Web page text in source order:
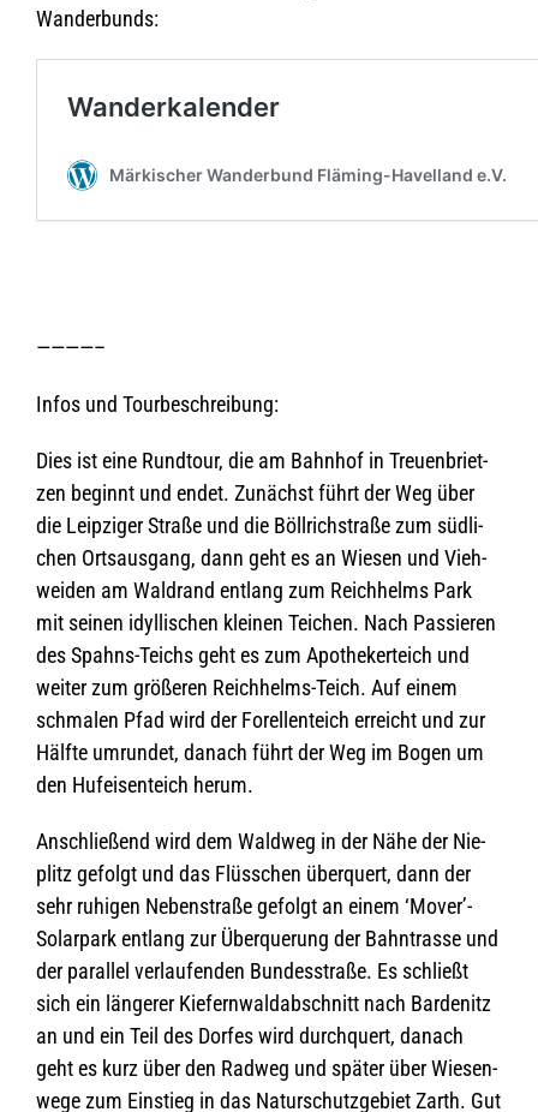
Wanderbunds:
————–
Infos und Tourbeschreibung:
Dies ist eine Rund­tour, die am Bahn­hof in Treu­en­briet­
zen beginnt und endet. Zunächst führt der Weg über
die Leip­zi­ger Straße und die Böll­rich­straße zum süd­li­
chen Orts­aus­gang, dann geht es an Wie­sen und Vieh­
wei­den am Wald­rand ent­lang zum Reich­helms Park
mit sei­nen idyl­li­schen klei­nen Tei­chen. Nach Pas­sie­ren
des Spahns-Teichs geht es zum Apo­the­ker­teich und
wei­ter zum grö­ße­ren Reich­helms-Teich. Auf einem
schma­len Pfad wird der Forel­len­teich erreicht und zur
Hälfte umrun­det, danach führt der Weg im Bogen um
den Huf­ei­sen­teich herum.
Anschlie­ßend wird dem Wald­weg in der Nähe der Nie­
plitz gefolgt und das Flüss­chen über­quert, dann der
sehr ruhi­gen Neben­straße gefolgt an einem ‘Mover’-
Solarpark ent­lang zur Über­que­rung der Bahn­trasse und
der par­al­lel ver­lau­fen­den Bun­des­straße. Es schließt
sich ein län­ge­rer Kie­fern­wald­ab­schnitt nach Bar­denitz
an und ein Teil des Dor­fes wird durch­quert, danach
geht es kurz über den Rad­weg und spä­ter über Wie­sen­
wege zum Ein­stieg in das Natur­schutz­ge­biet Zarth. Gut